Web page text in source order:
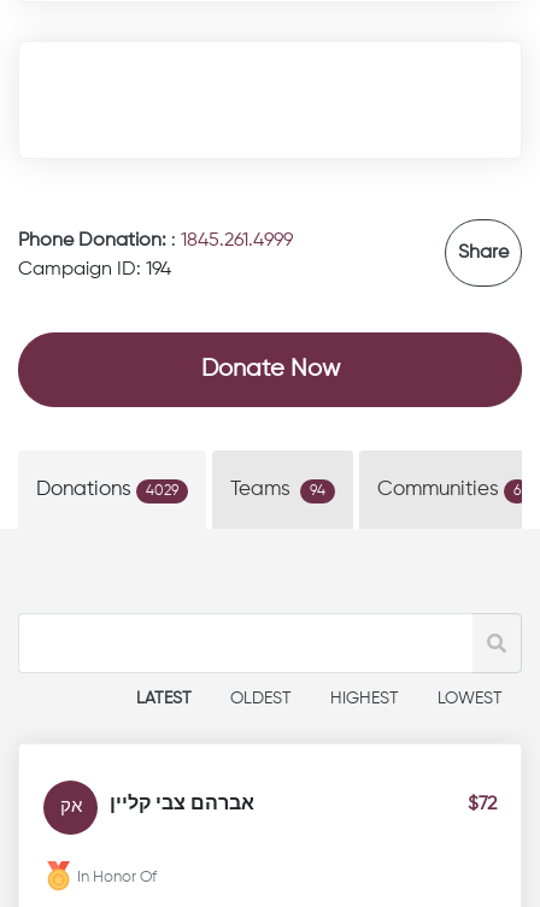
Phone Donation: : 1845.261.4999
Campaign ID: 194
Share
Donate Now
Donations 4029 Teams 94 Communities 6
LATEST OLDEST HIGHEST LOWEST
אק אברהם צבי קליין $72
In Honor Of